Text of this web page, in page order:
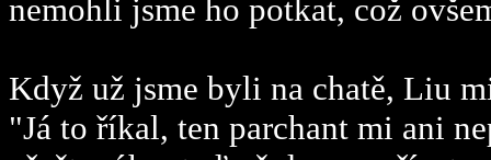
nemohli jsme ho potkat, což
Když už jsme byli na chatě, Liu
"Já to říkal, ten parchant mi ani